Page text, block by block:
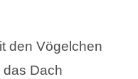
den Vögelchen
das Dach